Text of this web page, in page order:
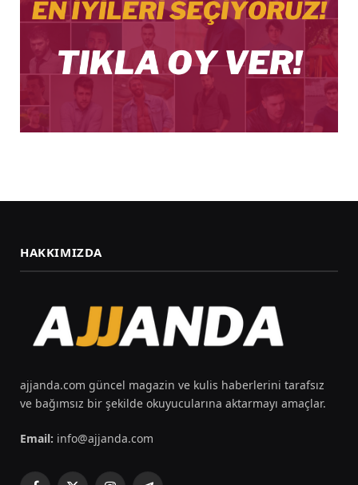
HAKKIMIZDA
ajjanda.com güncel magazin ve kulis haberlerini tarafsız
ve bağımsız bir şekilde okuyucularına aktarmayı amaçlar.
Email: info@ajjanda.com